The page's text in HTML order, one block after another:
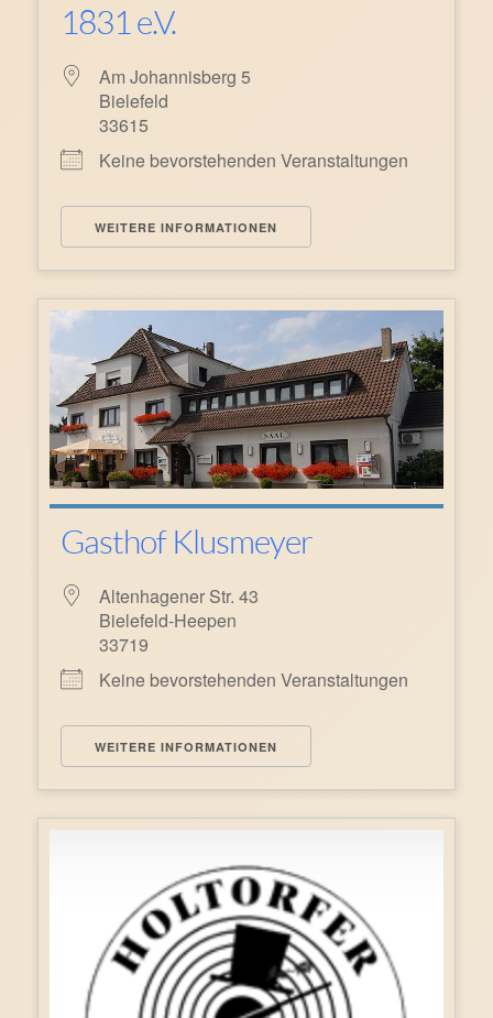
1831 e.V.
Am Johannisberg 5
Bielefeld
33615
Keine bevorstehenden Veranstaltungen
WEITERE INFORMATIONEN
Gasthof Klusmeyer
Altenhagener Str. 43
Bielefeld-Heepen
33719
Keine bevorstehenden Veranstaltungen
WEITERE INFORMATIONEN